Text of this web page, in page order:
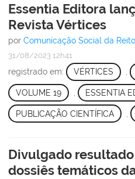
Essentia Editora
Revista Vértices
por Comunicação Social da
31/08/2023 12h41
registrado em: VÉRTICES ,
VOLUME 19 ESSENTIA
PUBLICAÇÃO CIENTÍFICA
Divulgado
dossiês temáticos